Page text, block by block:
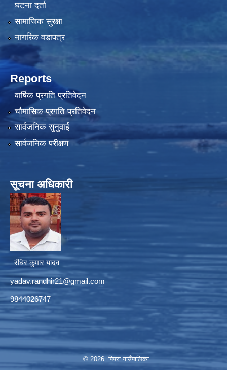
घटना दर्ता
सामाजिक सुरक्षा
नागरिक वडापत्र
Reports
वार्षिक प्रगति प्रतिवेदन
चौमासिक प्रगति प्रतिवेदन
सार्वजनिक सुनुवाई
सार्वजनिक परीक्षण
सूचना अधिकारी
रंधिर कुमार यादव
yadav.randhir21@gmail.com
9844026747
© 2026 पिपरा गाउँपालिका